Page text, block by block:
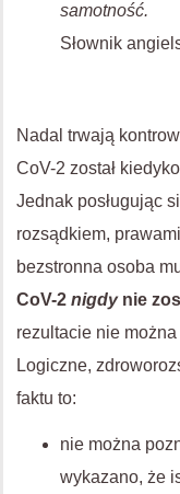
samotność.
Słownik
Nadal trwają
CoV-2 został
Jednak posługując
rozsądkiem,
bezstronna osoba
CoV-2 nigdynie
rezultacie nie
Logiczne,
faktu to:
nie można
wykazano, że